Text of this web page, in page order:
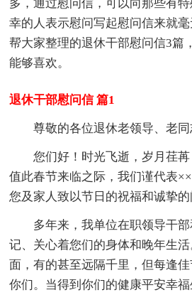
多，通过慰问信，可以向那些有
幸的人表示慰问写起慰问信来就
帮大家整理的退休干部慰问信3篇
能够喜欢。
退休干部慰问信 篇1
尊敬的各位退休老领导、老同
您们好！时光飞逝，岁月荏苒
值此春节来临之际，我们谨代表
您及家人致以节日的祝福和诚挚的
多年来，我单位在职领导干
记、关心着您们的身体和晚年生
面，有的甚至远隔千里，但每逢
你们。当得到你们的健康平安幸